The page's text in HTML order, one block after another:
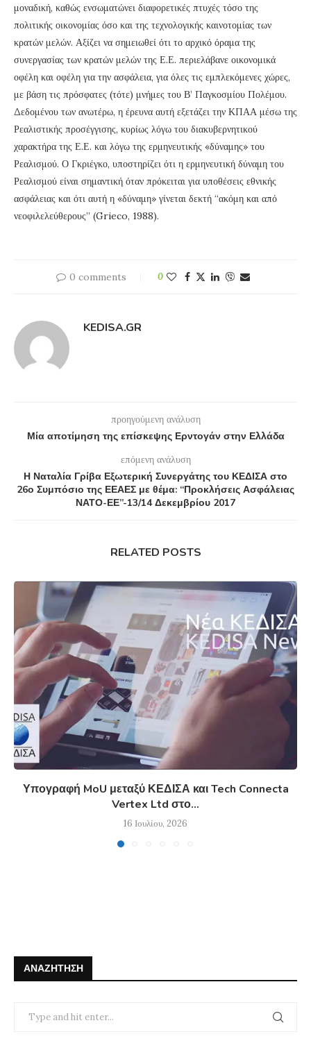
μοναδική, καθώς ενσωματώνει διαφορετικές πτυχές τόσο της
πολιτικής οικονομίας όσο και της τεχνολογικής καινοτομίας των
κρατών μελών. Αξίζει να σημειωθεί ότι το αρχικό όραμα της
συνεργασίας των κρατών μελών της Ε.Ε. περιελάβανε οικονομικά
οφέλη και οφέλη για την ασφάλεια, για όλες τις εμπλεκόμενες χώρες,
με βάση τις πρόσφατες (τότε) μνήμες του Β’ Παγκοσμίου Πολέμου.
Δεδομένου των ανωτέρω, η έρευνα αυτή εξετάζει την ΚΠΑΑ μέσω της
Ρεαλιστικής προσέγγισης, κυρίως λόγω του διακυβερνητικού
χαρακτήρα της Ε.Ε. και λόγω της ερμηνευτικής «δύναμης» του
Ρεαλισμού. Ο Γκριέγκο, υποστηρίζει ότι η ερμηνευτική δύναμη του
Ρεαλισμού είναι σημαντική όταν πρόκειται για υποθέσεις εθνικής
ασφάλειας και ότι αυτή η «δύναμη» γίνεται δεκτή “ακόμη και από
νεοφιλελεύθερους” (Grieco, 1988).
0 comments 0
KEDISA.GR
προηγούμενη ανάλυση
Μία αποτίμηση της επίσκεψης Ερντογάν στην Ελλάδα
επόμενη ανάλυση
Η Ναταλία Γρίβα Εξωτερική Συνεργάτης του ΚΕΔΙΣΑ στο
26ο Συμπόσιο της ΕΕΑΕΣ με θέμα: “Προκλήσεις Ασφάλειας
ΝΑΤΟ-ΕΕ”-13/14 Δεκεμβρίου 2017
RELATED POSTS
Υπογραφή MoU μεταξύ ΚΕΔΙΣΑ και Tech Connecta
Vertex Ltd στο...
16 Ιουλίου, 2026
ΑΝΑΖΉΤΗΣΗ